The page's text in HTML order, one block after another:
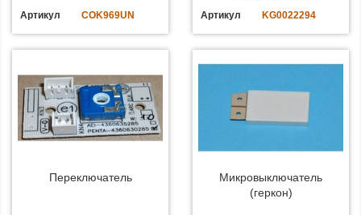
Артикул COK969UN Артикул KG0022294
Переключатель
Микровыключатель
(геркон)